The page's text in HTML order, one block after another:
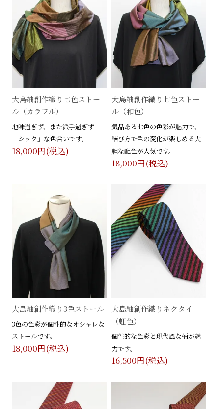
大島紬創作織り七色ストー
ル（カラフル）
地味過ぎず、また派手過ぎず
「シック」な色合いです。
18,000円(税込)
大島紬創作織り七色ストー
ル（和色）
気品ある七色の色彩が魅力で、
結び方で色の変化が楽しめる大
胆な配色が人気です。
18,000円(税込)
大島紬創作織り3色ストール
3色の色彩が個性的なオシャレな
ストールです。
18,000円(税込)
大島紬創作織りネクタイ
（虹色）
個性的な色彩と現代風な柄が魅
力です。
16,500円(税込)